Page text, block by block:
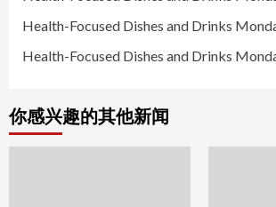
Health-Focused Dishes and Drinks
Health-Focused Dishes and Drinks
你感兴趣的其他新闻